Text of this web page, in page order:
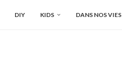
DIY KIDS DANS NOS VIES